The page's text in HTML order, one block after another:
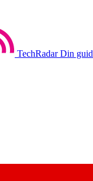
TechRadar Din